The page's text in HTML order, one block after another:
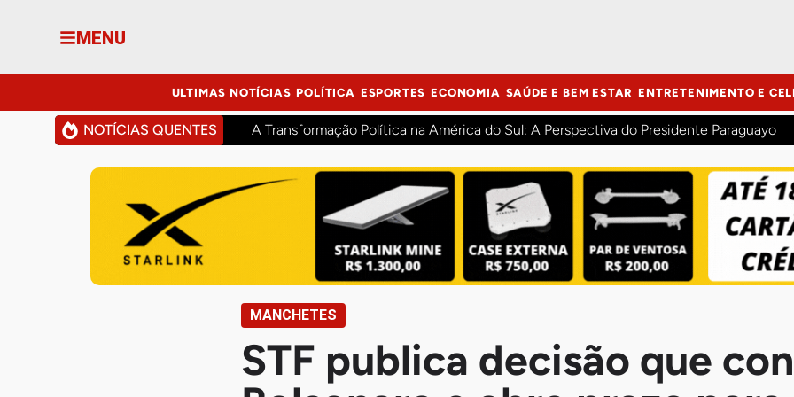
MENU
ULTIMAS NOTÍCIAS POLÍTICA ESPORTES ECONOMIA SAÚDE E BEM ESTAR ENTRETENIMENTO E
NOTÍCIAS QUENTES A Transformação Política na América do Sul: A Perspectiva do Presidente Paraguayo
MANCHETES
STF publica decisão que